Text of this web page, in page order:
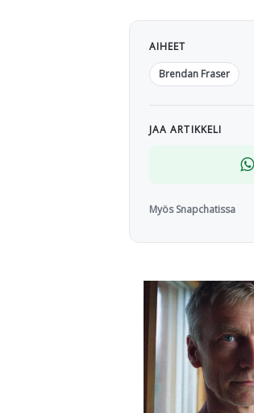
AIHEET
Brendan Fraser
JAA ARTIKKELI
Myös Snapchatissa